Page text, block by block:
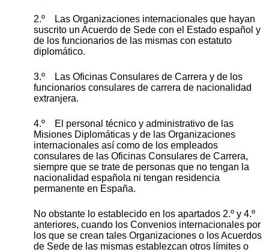
2.º Las Organizaciones internacionales que hayan
suscrito un Acuerdo de Sede con el Estado español y
de los funcionarios de las mismas con estatuto
diplomático.
3.º Las Oficinas Consulares de Carrera y de los
funcionarios consulares de carrera de nacionalidad
extranjera.
4.º El personal técnico y administrativo de las
Misiones Diplomáticas y de las Organizaciones
internacionales así como de los empleados
consulares de las Oficinas Consulares de Carrera,
siempre que se trate de personas que no tengan la
nacionalidad española ni tengan residencia
permanente en España.
No obstante lo establecido en los apartados 2.º y 4.º
anteriores, cuando los Convenios internacionales por
los que se crean tales Organizaciones o los Acuerdos
de Sede de las mismas establezcan otros límites o